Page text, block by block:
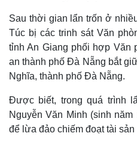
Sau thời gian lẩn trốn ở
Túc bị các trinh sát Văn
tỉnh An Giang phối hợp Văn
an thành phố Đà Nẵng bắt
Nghĩa, thành phố Đà Nẵng.
Được biết, trong quá trình
Nguyễn Văn Minh (sinh
để lừa đảo chiếm đoạt tài